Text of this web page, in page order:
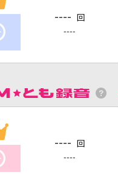
---- 回
----
---- 回
----